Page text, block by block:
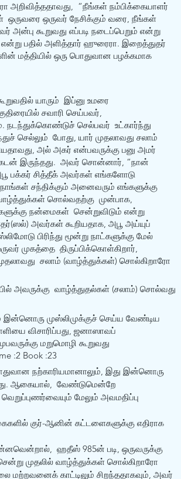
அறிவித்ததாவது,  “நீங்கள் நம்பிக்கையாளர்
ஒருவர் நேசிக்கும் வரை, நீங்கள்
கூறுவது எப்படி நடைப்பெறும் என்று
பதில் அளித்தார் ஹுரைரா. இறைத்துதர்
மத்தியில் ஒரு பொதுவான பழக்கமாக
யாரும்  இப்னு உமரை
சவாரி செய்பவர்,
செல்பவர்  உட்கார்ந்து
செல்லும்  போது, யார் முதலாவது சலாம்
அல் அகர் என்பவருக்கு பனு அமர்
கடன் இருந்தது.  அவர் சொன்னார், “நான்
பக்கர் சித்தீக் அவர்கள் எங்களோடு
சந்திக்கும் அனைவரும் எங்களுக்கு
சொல்வதற்கு  முன்பாக,
நன்மைகள்  சென்றுவிடும் என்று
அவர்கள் கூறியதாக, அபூ அய்யுப்
பிரிந்து மூன்று நாட்களுக்கு மேல்
முகத்தை  திருப்பிக்கொள்கிறார்,
சலாம் (வாழ்த்துக்கள்) சொல்கிறாரோ
அவருக்கு  வாழ்த்துதல்கள் (சலாம்) சொல்வது
இன்னொரு முஸ்லிமுக்குச் செய்ய வேண்டிய
விசாரிப்பது, ஜனாஸாவப்
மறுமொழி கூறுவது
:2 Book :23
நற்காரியமானாலும், இது இன்னொரு
ஆகையால்,  வேண்டுமென்றே
மேலும் அவமதிப்பு
குர்-ஆனின் கட்டளைகளுக்கு எதிராக
ஹதீஸ் 985ன் படி, ஒருவருக்கு
முதலில் வாழ்த்துக்கள் சொல்கிறாரோ
காட்டிலும் சிறந்ததாகவும், அவர்